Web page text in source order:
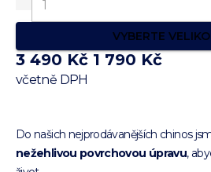
VYBERTE
3 490 Kč 1 790 Kč
včetně DPH
Do našich nejprodávanějších chinos
nežehlivou povrchovou úpravu,